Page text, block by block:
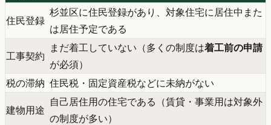
住民登録
杉並区に住民登録があり、対象住宅に居住中また
は居住予定である
工事契約
まだ着工していない（多くの制度は着工前の申請
が必須）
税の滞納 住民税・固定資産税などに未納がない
建物用途
自己居住用の住宅である（賃貸・事業用は対象外
の制度が多い）